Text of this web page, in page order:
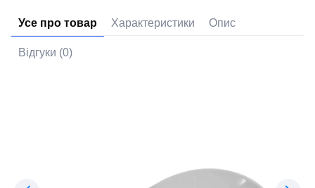
Усе про товар Характеристики Опис
Відгуки (0)